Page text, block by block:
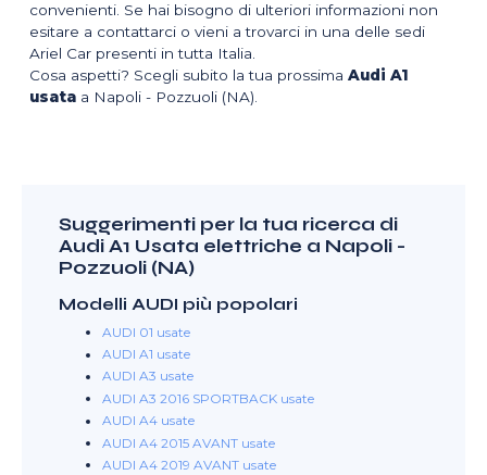
convenienti. Se hai bisogno di ulteriori informazioni non
esitare a contattarci o vieni a trovarci in una delle sedi
Ariel Car presenti in tutta Italia.
Cosa aspetti? Scegli subito la tua prossimaAudi A1
usata a Napoli - Pozzuoli (NA).
Suggerimenti per la tua ricerca di
Audi A1 Usata elettriche a Napoli -
Pozzuoli (NA)
Modelli AUDI più popolari
AUDI 01 usate
AUDI A1 usate
AUDI A3 usate
AUDI A3 2016 SPORTBACK usate
AUDI A4 usate
AUDI A4 2015 AVANT usate
AUDI A4 2019 AVANT usate